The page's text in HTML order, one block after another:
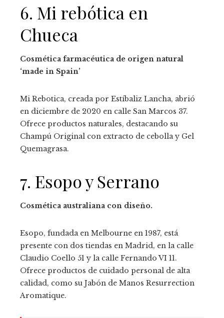
6. Mi rebótica en
Chueca
Cosmética farmacéutica de origen natural
‘made in Spain’
Mi Rebotica, creada por Estíbaliz Lancha, abrió
en diciembre de 2020 en calle San Marcos 37.
Ofrece productos naturales, destacando su
Champú Original con extracto de cebolla y Gel
Quemagrasa.
7. Esopo y Serrano
Cosmética australiana con diseño.
Esopo, fundada en Melbourne en 1987, está
presente con dos tiendas en Madrid, en la calle
Claudio Coello 51 y la calle Fernando VI 11.
Ofrece productos de cuidado personal de alta
calidad, como su Jabón de Manos Resurrection
Aromatique.